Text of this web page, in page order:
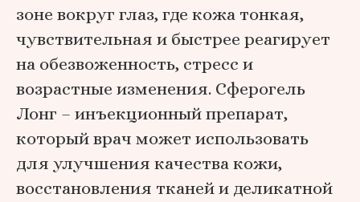
зоне вокруг глаз, где кожа тонкая,
чувствительная и быстрее реагирует
на обезвоженность, стресс и
возрастные изменения. Сферогель
Лонг – инъекционный препарат,
который врач может использовать
для улучшения качества кожи,
восстановления тканей и деликатной